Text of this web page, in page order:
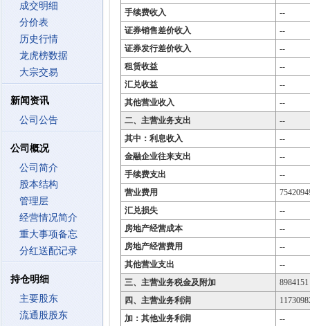
成交明细
分价表
历史行情
龙虎榜数据
大宗交易
新闻资讯
公司公告
公司概况
公司简介
股本结构
管理层
经营情况简介
重大事项备忘
分红送配记录
持仓明细
主要股东
流通股股东
手续费收入
--
证券销售差价收入
--
证券发行差价收入
--
租赁收益
--
汇兑收益
--
其他营业收入
--
二、主营业务支出
--
其中：利息收入
--
金融企业往来支出
--
手续费支出
--
营业费用
汇兑损失
--
房地产经营成本
--
房地产经营费用
--
其他营业支出
--
三、主营业务税金及附加
8984151
四、主营业务利润
加：其他业务利润
--